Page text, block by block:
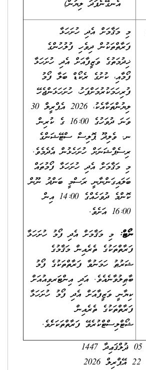
އެނގޭނެފަދަ ލިޔުން)
މި މަޤާމަށް އެދި ހުށަހަޅާ
ފަރާތްތަކުން ދިވެހި ފުލުހުންގެ
ޚިދުމަތުގެ ވަޒީފާއަށް އެދި ހުށަހަޅާ
ފޯމާއި، ކުށުގެ ރެކޯޑް ބަލާ ފޯމު
ފުރިހަމަކުރުމަށްފަހު، ހުށަހަޅަންޖެހޭ
ލިޔުންތަކާއެކު، 2026 އެޕްރީލް 30
ވަނަ ދުވަހުގެ 16:00 ގެ ކުރިން
ނ. ވެލިދޫ ޕޮލިސް ސްޓޭޝަންގެ
ރިސެޕްޝަނަށް ހުށަހެޅުން އެދެމެވެ.
މި މަޤާމަށް އެދި ހުށަހަޅާ ފޯމުތައް
ބަލައިގަންނާނީ ރަސްމީ ބަންދު ނޫން
ކޮންމެ ދުވަހެއްގެ 14:00 އިން
16:00 އަށެވެ.
ނޯޓް: މި މަޤާމަށް އެދި ފޯމު ހުށަހަޅާ
ފަރާތްތަކުގެ ތެރެއިން މަޤާމުގެ
ޝަރުޠު ހަމަނުވާ ފަރާތްތަކުގެ ފޯމު
ބާޠިލުވާނެއެވެ. އަދި އިންޓަރވިއުއަށް
ކިޔާނީ ވަޒީފާއަށް އެދި ފޯމު ހުށަހަޅާ
ފަރާތްތަކުގެ ތެރެއިން
ޝޯޓްލިސްޓްކުރެވޭ ފަރާތްތަކަށެެވެ.
05 ޛުލްޤަޢިދާ 1447
22 އޭޕްރިލް 2026